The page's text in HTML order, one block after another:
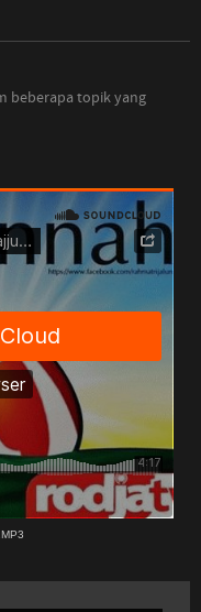
beberapa topik yang